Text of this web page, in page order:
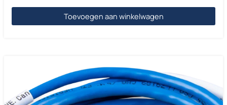
Toevoegen aan winkelwagen